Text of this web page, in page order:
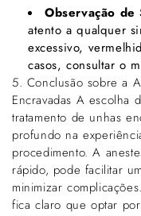
Observação de
atento a qualquer
excessivo,
casos, consultar o
5. Conclusão sobre a
Encravadas A escolha
tratamento de unhas
profundo na
procedimento. A
rápido, pode facilitar
minimizar
fica claro que optar